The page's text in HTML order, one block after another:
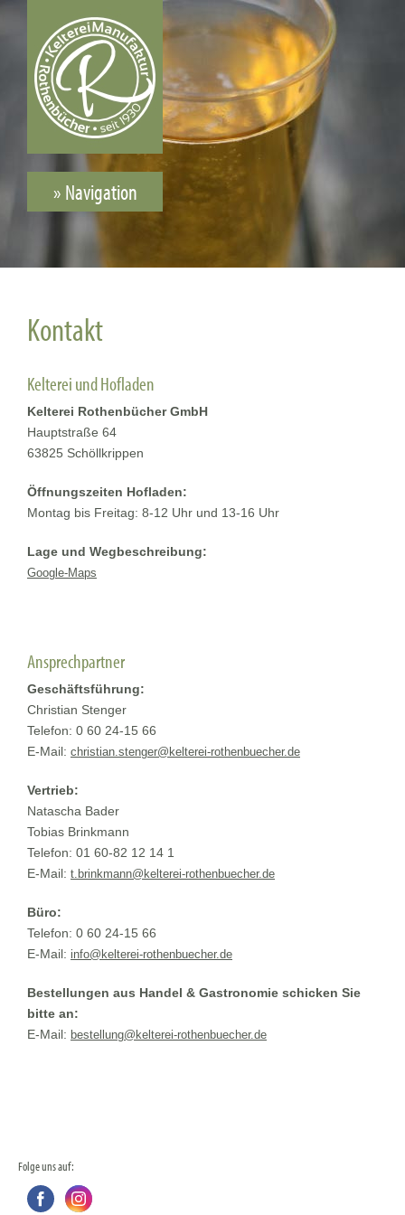
» Navigation
Kontakt
Kelterei und Hofladen
Kelterei Rothenbücher GmbH
Hauptstraße 64
63825 Schöllkrippen
Öffnungszeiten Hofladen:
Montag bis Freitag: 8-12 Uhr und 13-16 Uhr
Lage und Wegbeschreibung:
Google-Maps
Ansprechpartner
Geschäftsführung:
Christian Stenger
Telefon: 0 60 24-15 66
E-Mail: christian.stenger@kelterei-rothenbuecher.de
Vertrieb:
Natascha Bader
Tobias Brinkmann
Telefon: 01 60-82 12 14 1
E-Mail: t.brinkmann@kelterei-rothenbuecher.de
Büro:
Telefon: 0 60 24-15 66
E-Mail: info@kelterei-rothenbuecher.de
Bestellungen aus Handel & Gastronomie schicken Sie
bitte an:
E-Mail: bestellung@kelterei-rothenbuecher.de
Folge uns auf: